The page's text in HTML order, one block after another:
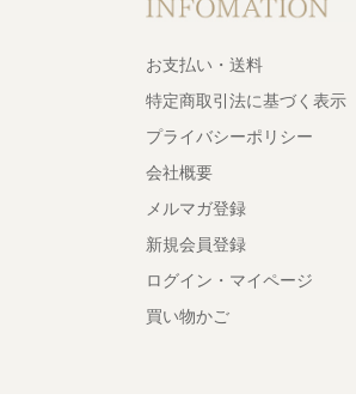
お支払い・送料
特定商取引法に基づく表示
プライバシーポリシー
会社概要
メルマガ登録
新規会員登録
ログイン・マイページ
買い物かご